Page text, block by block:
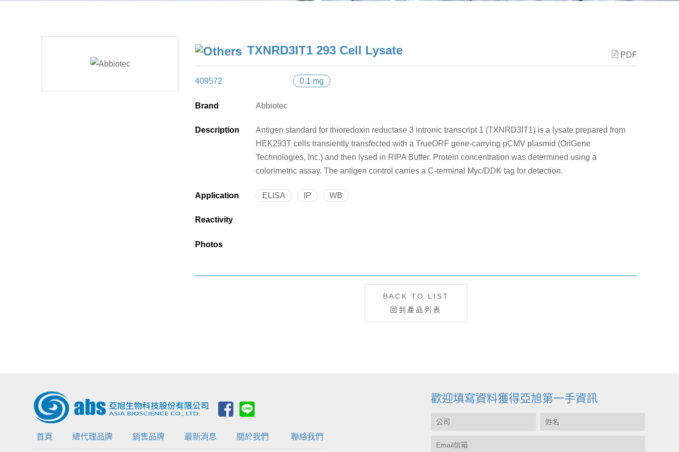
TXNRD3IT1 293 Cell Lysate PDF
409572 0.1 mg
Brand Abbiotec
Description
Antigen standard for thioredoxin reductase 3 intronic transcript 1 (TXNRD3IT1) is a lysate prepared from
HEK293T cells transiently transfected with a TrueORF gene-carrying pCMV plasmid (OriGene
Technologies, Inc.) and then lysed in RIPA Buffer. Protein concentration was determined using a
colorimetric assay. The antigen control carries a C-terminal Myc/DDK tag for detection.
Application ELISA IP WB
Reactivity
Photos
BACK TO LIST
回到產品列表
首頁 總代理品牌 銷售品牌 最新消息 關於我們 聯絡我們
歡迎填寫資料獲得亞旭第一手資訊